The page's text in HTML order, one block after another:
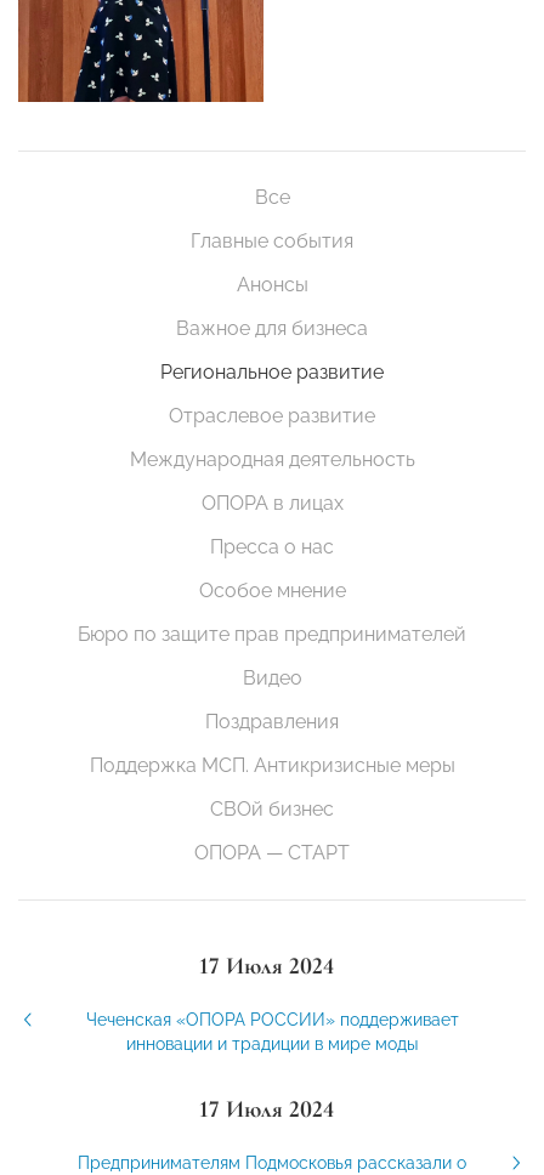
Все
Главные события
Анонсы
Важное для бизнеса
Региональное развитие
Отраслевое развитие
Международная деятельность
ОПОРА в лицах
Пресса о нас
Особое мнение
Бюро по защите прав предпринимателей
Видео
Поздравления
Поддержка МСП. Антикризисные меры
СВОй бизнес
ОПОРА — СТАРТ
17 Июля 2024
Чеченская «ОПОРА РОССИИ» поддерживает
инновации и традиции в мире моды
17 Июля 2024
Предпринимателям Подмосковья рассказали о